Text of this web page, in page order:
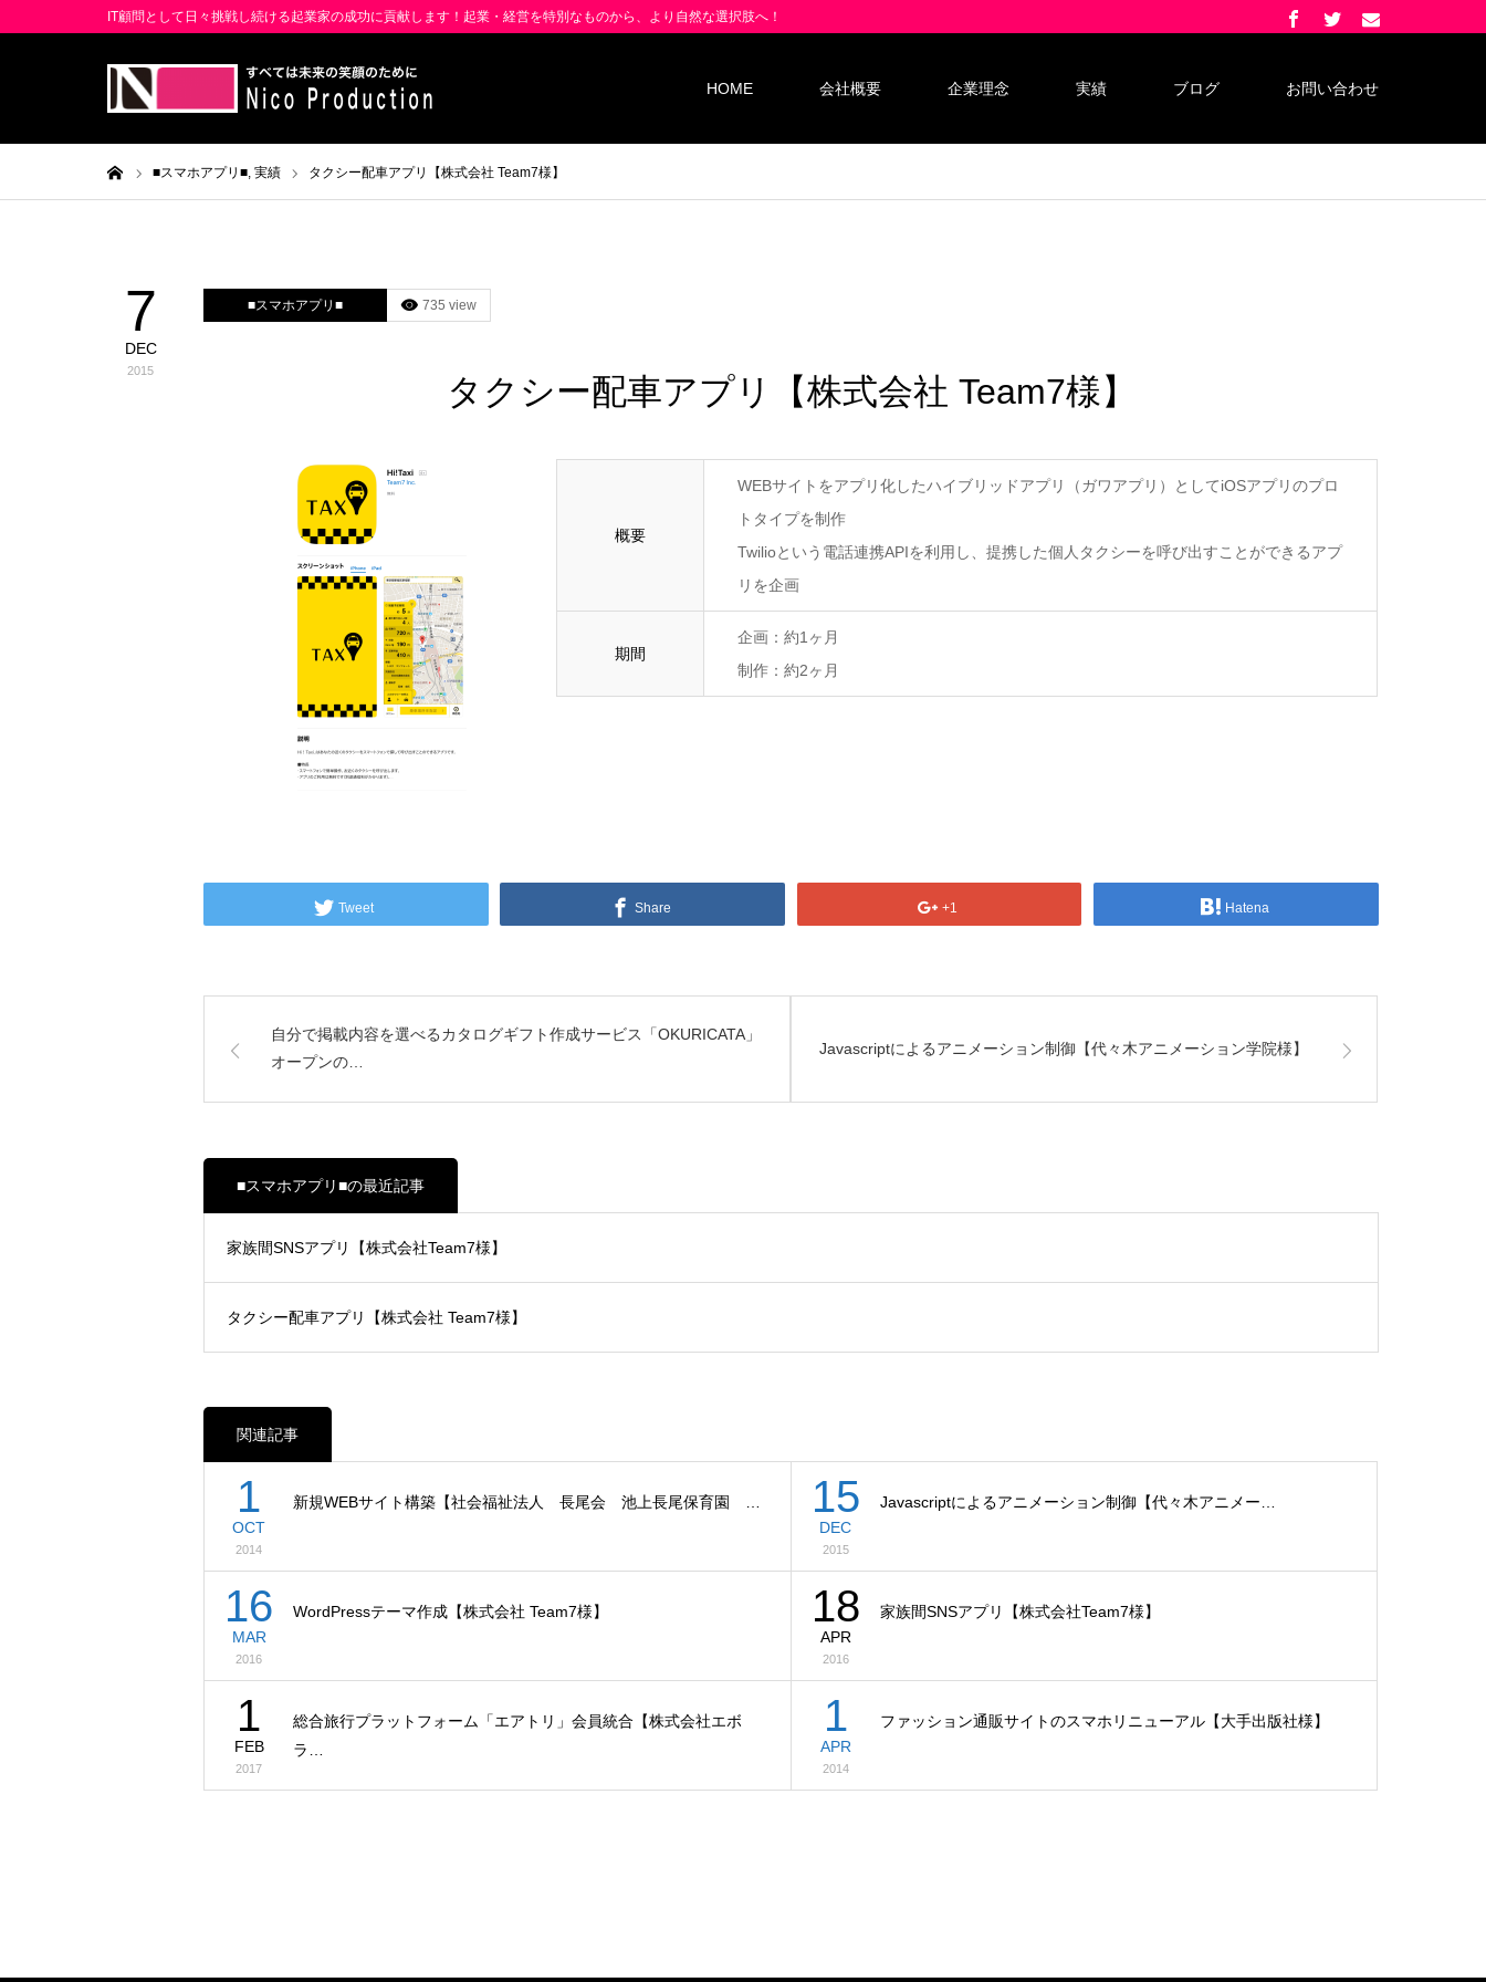
IT顧問として日々挑戦し続ける起業家の成功に貢献します！起業・経営を特別なものから、より自然な選択肢へ！
HOME 会社概要 企業理念 実績 ブログ お問い合わせ
■スマホアプリ■, 実績 タクシー配車アプリ【株式会社 Team7様】
7
DEC
2015
■スマホアプリ■ 735 view
タクシー配車アプリ【株式会社 Team7様】
概要
WEBサイトをアプリ化したハイブリッドアプリ（ガワアプリ）としてiOSアプリのプロ
トタイプを制作
Twilioという電話連携APIを利用し、提携した個人タクシーを呼び出すことができるアプ
リを企画
期間
企画：約1ヶ月
制作：約2ヶ月
Tweet Share +1 Hatena
自分で掲載内容を選べるカタログギフト作成サービス「OKURICATA」
オープンの…
Javascriptによるアニメーション制御【代々木アニメーション学院様】
■スマホアプリ■の最近記事
家族間SNSアプリ【株式会社Team7様】
タクシー配車アプリ【株式会社 Team7様】
関連記事
1
OCT
2014
新規WEBサイト構築【社会福祉法人 長尾会 池上長尾保育園 … 15
DEC
2015
Javascriptによるアニメーション制御【代々木アニメー…
16
MAR
2016
WordPressテーマ作成【株式会社 Team7様】 18
APR
2016
家族間SNSアプリ【株式会社Team7様】
1
FEB
2017
総合旅行プラットフォーム「エアトリ」会員統合【株式会社エボ
ラ…
1
APR
2014
ファッション通販サイトのスマホリニューアル【大手出版社様】